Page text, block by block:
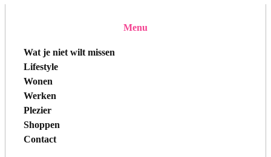
Menu
Wat je niet wilt missen
Lifestyle
Wonen
Werken
Plezier
Shoppen
Contact